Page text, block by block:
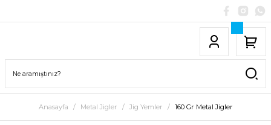
Anasayfa Metal Jigler Jig Yemler 160 Gr Metal Jigler